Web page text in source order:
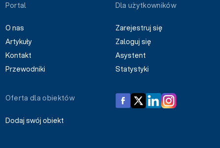
Portal
O nas
Artykuły
Kontakt
Przewodniki
Dla użytkowników
Zarejestruj się
Zaloguj się
Asystent
Statystyki
Oferta dla obiektów
Dodaj swój obiekt